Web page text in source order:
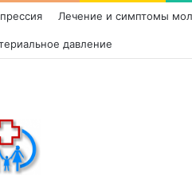
Лечение и симптомы
давление